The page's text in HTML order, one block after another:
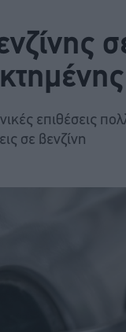
επιθέσεις
σε βενζίνη